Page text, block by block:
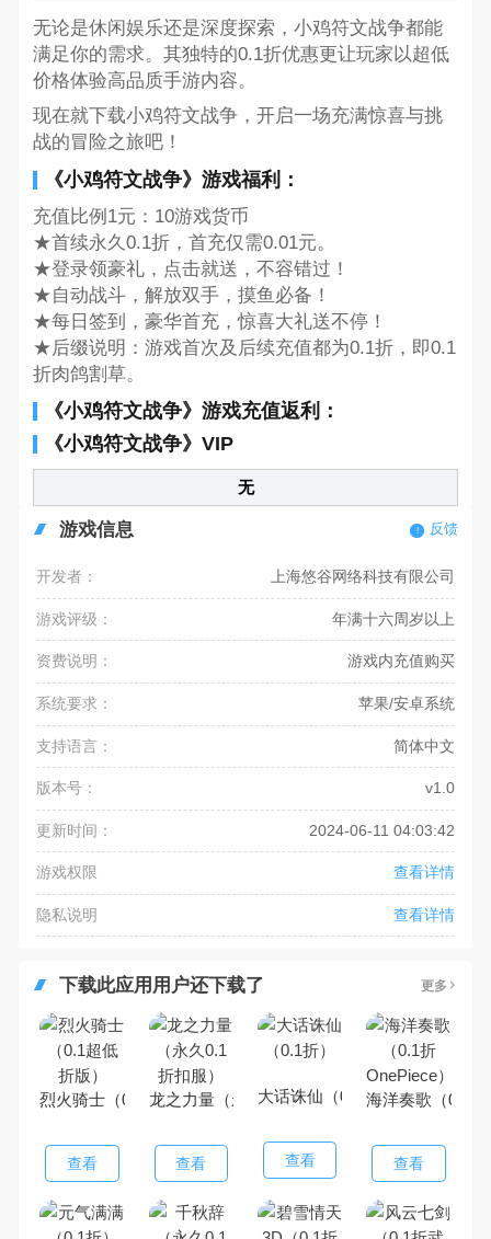
无论是休闲娱乐还是深度探索，小鸡符文战争都能
满足你的需求。其独特的0.1折优惠更让玩家以超低
价格体验高品质手游内容。
现在就下载小鸡符文战争，开启一场充满惊喜与挑
战的冒险之旅吧！
《小鸡符文战争》游戏福利：
充值比例1元：10游戏货币
★首续永久0.1折，首充仅需0.01元。
★登录领豪礼，点击就送，不容错过！
★自动战斗，解放双手，摸鱼必备！
★每日签到，豪华首充，惊喜大礼送不停！
★后缀说明：游戏首次及后续充值都为0.1折，即0.1
折肉鸽割草。
《小鸡符文战争》游戏充值返利：
《小鸡符文战争》VIP
无
游戏信息 反馈
开发者： 上海悠谷网络科技有限公司
游戏评级： 年满十六周岁以上
资费说明： 游戏内充值购买
系统要求： 苹果/安卓系统
支持语言： 简体中文
版本号： v1.0
更新时间： 2024-06-11 04:03:42
游戏权限 查看详情
隐私说明 查看详情
下载此应用用户还下载了 更多
烈火骑士（0.1超低折版）
查看
龙之力量（永久0.1折扣服）
查看
大话诛仙（0.1折）
查看
海洋奏歌（0.1
查看